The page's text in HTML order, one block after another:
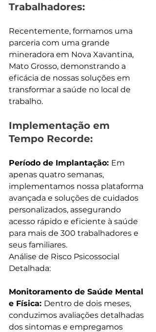
Trabalhadores:
Recentemente, formamos uma
parceria com uma grande
mineradora em Nova Xavantina,
Mato Grosso, demonstrando a
eficácia de nossas soluções em
transformar a saúde no local de
trabalho.
Implementação em
Tempo Recorde:
Período de Implantação: Em
apenas quatro semanas,
implementamos nossa plataforma
avançada e soluções de cuidados
personalizados, assegurando
acesso rápido e eficiente à saúde
para mais de 300 trabalhadores e
seus familiares.
Análise de Risco Psicossocial
Detalhada:
Monitoramento de Saúde Mental
e Física: Dentro de dois meses,
conduzimos avaliações detalhadas
dos sintomas e empregamos